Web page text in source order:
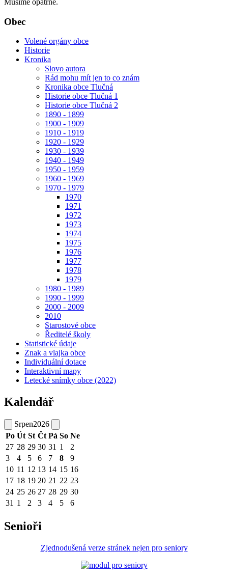
Obec
Volené orgány obce
Historie
Kronika
Slovo autora
Rád mohu mít jen to co znám
Kronika obce Tlučná
Historie obce Tlučná 1
Historie obce Tlučná 2
1890 - 1899
1900 - 1909
1910 - 1919
1920 - 1929
1930 - 1939
1940 - 1949
1950 - 1959
1960 - 1969
1970 - 1979
1970
1971
1972
1973
1974
1975
1976
1977
1978
1979
1980 - 1989
1990 - 1999
2000 - 2009
2010
Starostové obce
Ředitelé školy
Statistické údaje
Znak a vlajka obce
Individuální dotace
Interaktivní mapy
Letecké snímky obce (2022)
Kalendář
Srpen2026
Po Út St Čt Pá So Ne
27 28 29 30 31 1
2
3
4 5 6 7 8
9
10 11 12 13 14 15 16
17 18 19 20 21 22 23
24 25 26 27 28 29 30
31 1 2 3 4 5 6
Senioři
Zjednodušená verze stránek nejen pro seniory